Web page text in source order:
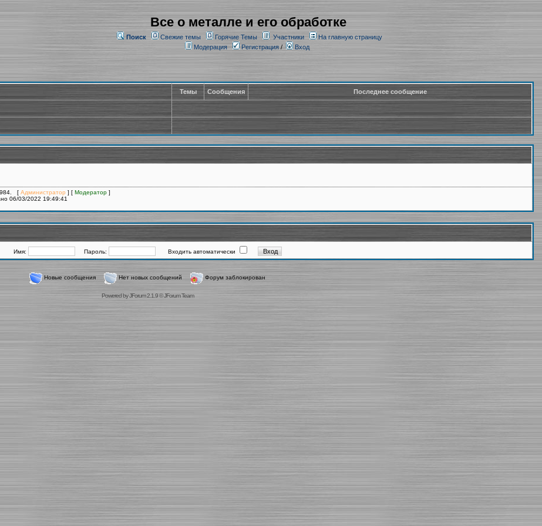
Все о металле и его обработке
Поиск Свежие темы Горячие Темы Участники
На главную страницу
Модерация
Регистрация/ Вход
Темы Сообщения Последнее сообщение
984. [ Администратор ] [ Модератор ]
06/03/2022 19:49:41
Имя: Пароль: Входить автоматически
Новые сообщения Нет новых сообщений Форум заблокирован
Powered byJForum 2.1.9©JForum Team